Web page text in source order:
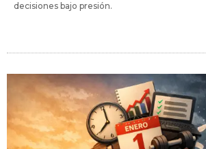
decisiones bajo presión.